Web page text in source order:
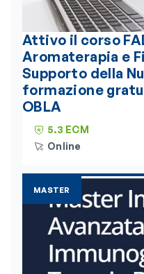
Attivo il corso
Aromaterapia e
Supporto della
formazione
OBLA
5.3 ECM
Online
MASTER